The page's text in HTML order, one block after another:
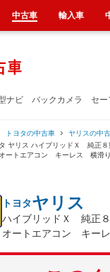
ナビ バックカメラ セー
トヨタの中古車 ヤリスの中
タ ヤリス ハイブリッドＸ 純
ートエアコン キーレス 横滑
トヨタヤリス
ハイブリッドＸ 純正
オートエアコン キー
中古車 輸入車